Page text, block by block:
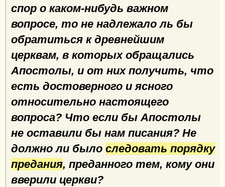
спор о каком-нибудь важном
вопросе, то не надлежало ль бы
обратиться к древнейшим
церквам, в которых обращались
Апостолы, и от них получить, что
есть достоверного и ясного
относительно настоящего
вопроса? Что если бы Апостолы
не оставили бы нам писания? Не
должно ли было следовать порядку
предания, преданного тем, кому они
вверили церкви?